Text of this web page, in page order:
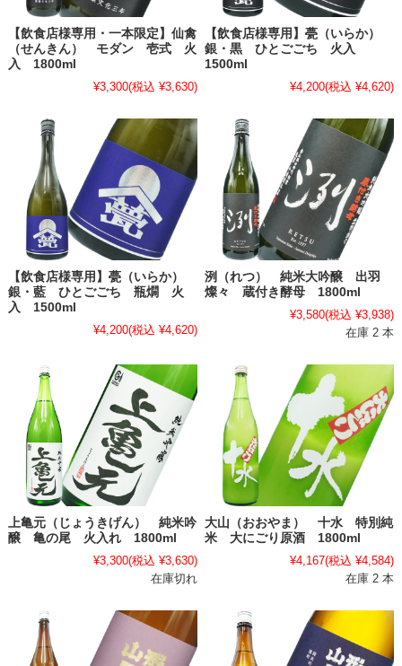
【飲食店様専用・一本限定】仙禽
（せんきん） モダン 壱式 火
入 1800ml
¥3,300(税込 ¥3,630)
【飲食店様専用】甍（いらか）
銀・黒 ひとごごち 火入
1500ml
¥4,200(税込 ¥4,620)
【飲食店様専用】甍（いらか）
銀・藍 ひとごごち 瓶燗 火
入 1500ml
¥4,200(税込 ¥4,620)
洌（れつ） 純米大吟醸 出羽
燦々 蔵付き酵母 1800ml
¥3,580(税込 ¥3,938)
在庫 2 本
上亀元（じょうきげん） 純米吟
醸 亀の尾 火入れ 1800ml
¥3,300(税込 ¥3,630)
在庫切れ
大山（おおやま） 十水 特別純
米 大にごり原酒 1800ml
¥4,167(税込 ¥4,584)
在庫 2 本